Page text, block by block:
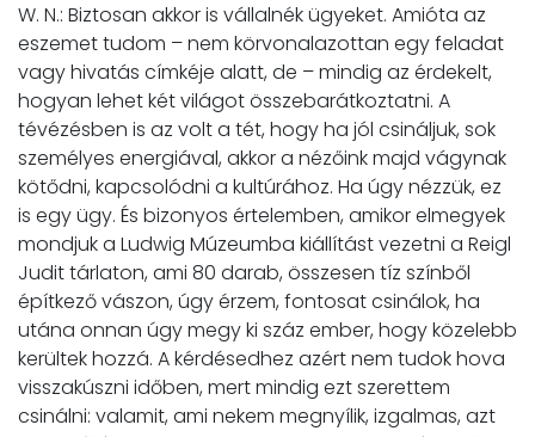
W. N.: Biztosan akkor is vállalnék ügyeket. Amióta az
eszemet tudom – nem körvonalazottan egy feladat
vagy hivatás címkéje alatt, de – mindig az érdekelt,
hogyan lehet két világot összebarátkoztatni. A
tévézésben is az volt a tét, hogy ha jól csináljuk, sok
személyes energiával, akkor a nézőink majd vágynak
kötődni, kapcsolódni a kultúrához. Ha úgy nézzük, ez
is egy ügy. És bizonyos értelemben, amikor elmegyek
mondjuk a Ludwig Múzeumba kiállítást vezetni a Reigl
Judit tárlaton, ami 80 darab, összesen tíz színből
építkező vászon, úgy érzem, fontosat csinálok, ha
utána onnan úgy megy ki száz ember, hogy közelebb
kerültek hozzá. A kérdésedhez azért nem tudok hova
visszakúszni időben, mert mindig ezt szerettem
csinálni: valamit, ami nekem megnyílik, izgalmas, azt